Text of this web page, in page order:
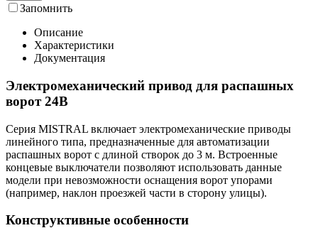
Запомнить
Описание
Характеристики
Документация
Электромеханический привод для распашных
ворот 24В
Серия MISTRAL включает электромеханические приводы
линейного типа, предназначенные для автоматизации
распашных ворот с длиной створок до 3 м. Встроенные
концевые выключатели позволяют использовать данные
модели при невозможности оснащения ворот упорами
(например, наклон проезжей части в сторону улицы).
Конструктивные особенности